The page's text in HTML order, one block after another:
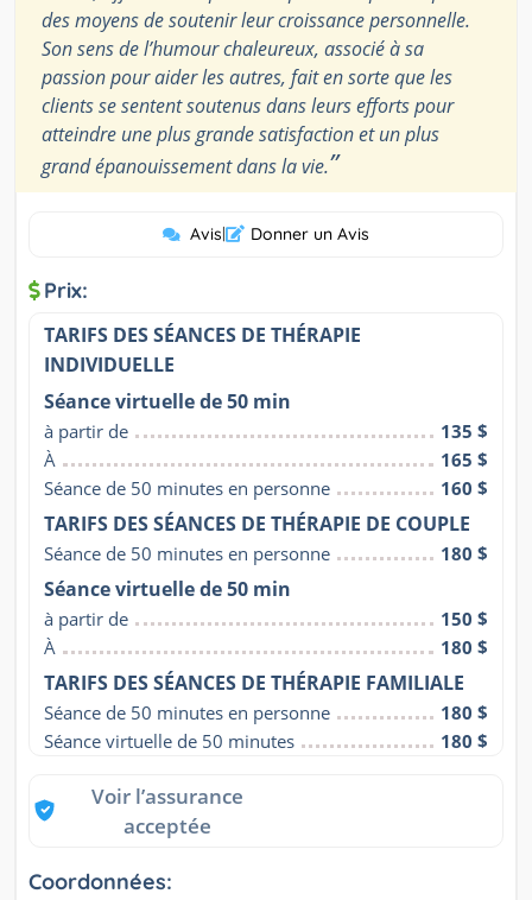
des moyens de soutenir leur croissance personnelle.
Son sens de l’humour chaleureux, associé à sa
passion pour aider les autres, fait en sorte que les
clients se sentent soutenus dans leurs efforts pour
atteindre une plus grande satisfaction et un plus
grand épanouissement dans la vie.”
Avis| Donner un Avis
Prix:
TARIFS DES SÉANCES DE THÉRAPIE
INDIVIDUELLE
Séance virtuelle de 50 min
à partir de
135 $
À
165 $
Séance de 50 minutes en personne
160 $
TARIFS DES SÉANCES DE THÉRAPIE DE COUPLE
Séance de 50 minutes en personne 180 $
Séance virtuelle de 50 min
à partir de
150 $
À
180 $
TARIFS DES SÉANCES DE THÉRAPIE FAMILIALE
Séance de 50 minutes en personne
180 $
Séance virtuelle de 50 minutes
180 $
Voir l’assurance
acceptée
Coordonnées: